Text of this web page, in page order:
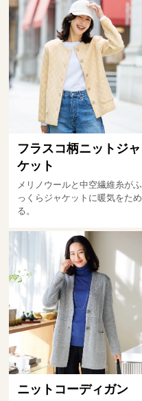
フラスコ柄ニットジャ
ケット
メリノウールと中空繊維糸がふ
っくらジャケットに暖気をため
る。
ニットコーディガン